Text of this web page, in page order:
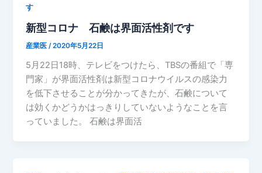
す
新型コロナ 石鹸は界面活性剤です
産業医/2020年5月22日
5月22日18時、テレビをつけたら、TBSの番組で「専
門家」が界面活性剤は新型コロナウイルスの感染力
を低下させることが分かってきたが、石鹸について
は効くかどうかはっきりしていないようなことを言
っていました。 石鹸は界面活